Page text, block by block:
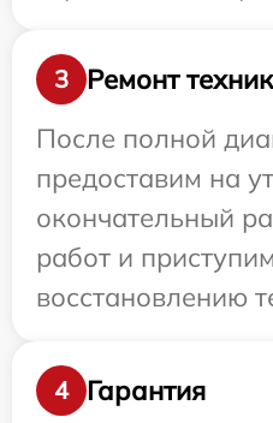
3
Ремонт
После полной
предоставим на
окончательный
работ и
восстановлению
4 Гарантия